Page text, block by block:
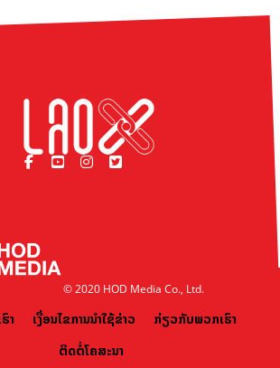
© 2020 HOD Media Co., Ltd.
າ ເງື່ອນໄຂການນຳໃຊ້ຂ່າວ
ກ່ຽວກັບພວກເຮົາ
ຕິດຕໍ່ໂຄສະນາ